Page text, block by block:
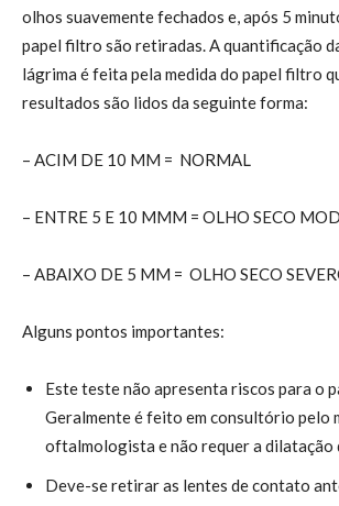
olhos suavemente fechados e, após 5
papel filtro são retiradas. A quantificação
lágrima é feita pela medida do papel filtro
resultados são lidos da seguinte forma:
– ACIM DE 10 MM = NORMAL
– ENTRE 5 E 10 MMM = OLHO SECO
– ABAIXO DE 5 MM = OLHO SECO
Alguns pontos importantes:
Este teste não apresenta riscos para o
Geralmente é feito em consultório pelo
oftalmologista e não requer a dilatação
Deve-se retirar as lentes de contato